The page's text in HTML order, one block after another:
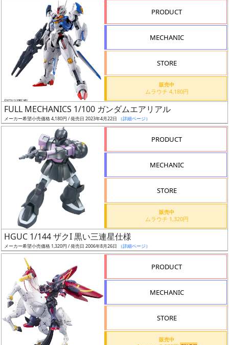
割
引
路
PRODUCT
MECHANIC
STORE
販売中
ムラウチ 4,180円
FULL MECHANICS 1/100 ガンダムエアリアル
メーカー希望小売価格 4,180円 / 発売日 2023年4月22日 （詳細ページ）
PRODUCT
MECHANIC
STORE
販売中
ムラウチ 1,320円
HGUC 1/144 ザクI 黒い三連星仕様
メーカー希望小売価格 1,320円 / 発売日 2006年8月26日 （詳細ページ）
PRODUCT
MECHANIC
STORE
販売中